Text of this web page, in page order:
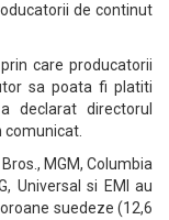
de continut
care producatorii
sa poata fi platiti
declarat directorul
comunicat.
MGM, Columbia
Universal si EMI au
suedeze (12,6